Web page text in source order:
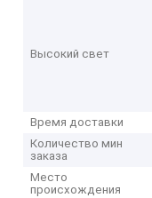
Высокий свет
Время доставки
Количество мин
заказа
Место
происхождения